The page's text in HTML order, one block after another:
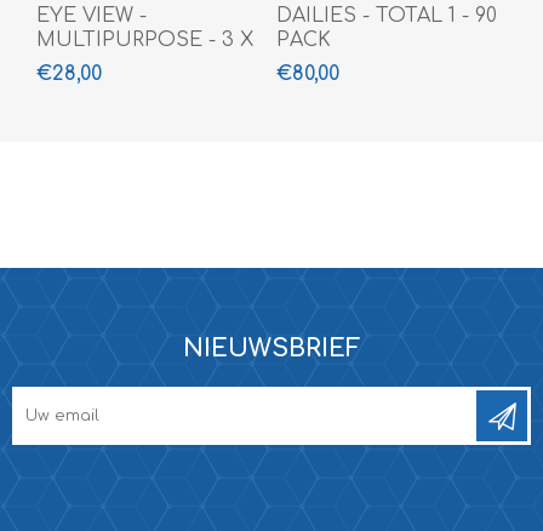
EYE VIEW -
MULTIPURPOSE - 3 X
360 ML + 100 ML
€28,00
DAILIES - TOTAL 1 - 90
PACK
€80,00
NIEUWSBRIEF